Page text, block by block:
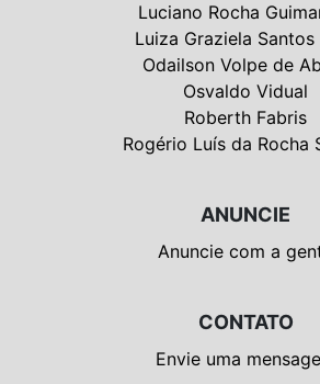
Luciano Rocha
Luiza Graziela Santos
Odailson Volpe de
Osvaldo Vidual
Roberth Fabris
Rogério Luís da Rocha
ANUNCIE
Anuncie com a
CONTATO
Envie uma